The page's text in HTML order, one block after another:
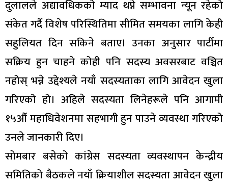
दुलालले अद्यावधिकको म्याद थप्ने सम्भावना न्यून रहेको
संकेत गर्दै विशेष परिस्थितिमा सीमित समयका लागि केही
सहुलियत दिन सकिने बताए। उनका अनुसार पार्टीमा
सक्रिय हुन चाहने कोही पनि सदस्य अवसरबाट वञ्चित
नहोस् भन्ने उद्देश्यले नयाँ सदस्यताका लागि आवेदन खुला
गरिएको हो। अहिले सदस्यता लिनेहरूले पनि आगामी
१५औँ महाधिवेशनमा सहभागी हुन पाउने व्यवस्था गरिएको
उनले जानकारी दिए।
सोमबार बसेको कांग्रेस सदस्यता व्यवस्थापन केन्द्रीय
समितिको बैठकले नयाँ क्रियाशील सदस्यता आवेदन खुला